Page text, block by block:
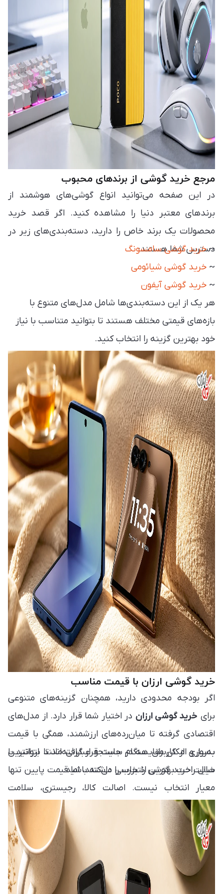
مرجع خرید گوشی از برندهای محبوب
در این صفحه می‌توانید انواع گوشی‌های هوشمند از
برندهای معتبر دنیا را مشاهده کنید. اگر قصد خرید
محصولات یک برند خاص را دارید، دسته‌بندی‌های زیر در
دسترس شما هستند:
~خرید گوشی سامسونگ
~ خرید گوشی شیائومی
~ خرید گوشی آیفون
هر یک از این دسته‌بندی‌ها شامل مدل‌های متنوع با
بازه‌های قیمتی مختلف هستند تا بتوانید متناسب با نیاز
خود بهترین گزینه را انتخاب کنید.
خرید گوشی ارزان با قیمت مناسب
اگر بودجه محدودی دارید، همچنان گزینه‌های متنوعی
برای خرید گوشی ارزان در اختیار شما قرار دارد. از مدل‌های
اقتصادی گرفته تا میان‌رده‌های ارزشمند، همگی با قیمت
به‌روز و امکان مقایسه در سایت قرار گرفته‌اند تا بتوانید با
خیال راحت بهترین انتخاب را داشته باشید.
بسیاری از کاربران هنگام جستجو عباراتی مانند ارزانترین
سایت خرید گوشی را بررسی می‌کنند، اما قیمت پایین تنها
معیار انتخاب نیست. اصالت کالا، رجیستری، سلامت
دستگاه و خدمات پس از فروش نیز اهمیت زیادی دارند و
باید در کنار قیمت مناسب در نظر گرفته شوند.